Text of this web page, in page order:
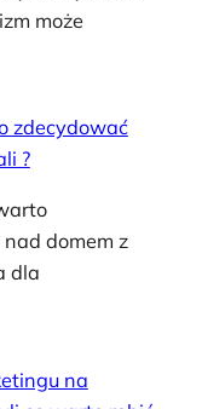
może
zdecydować
?
domem z
dla
na